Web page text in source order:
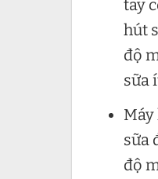
tay
hút
độ
sữa
sữa
độ